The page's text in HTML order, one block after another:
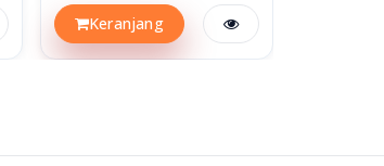
Keranjang